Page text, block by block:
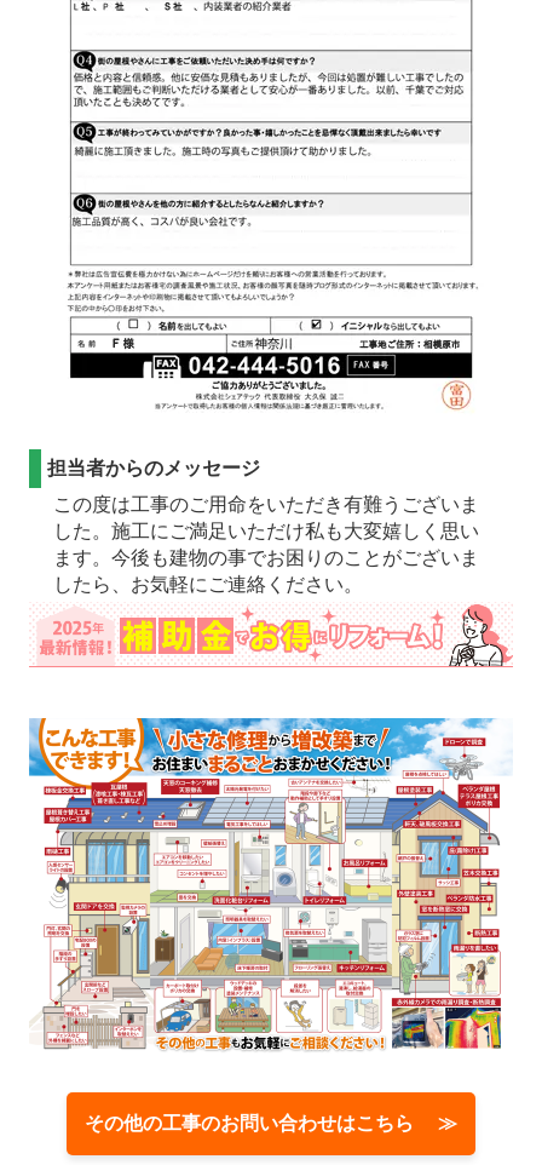
担当者からのメッセージ
この度は工事のご用命をいただき有難うございま
した。施工にご満足いただけ私も大変嬉しく思い
ます。今後も建物の事でお困りのことがございま
したら、お気軽にご連絡ください。
その他の工事のお問い合わせはこちら ≫